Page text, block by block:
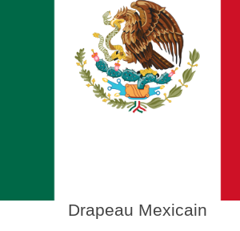
Drapeau Mexicain